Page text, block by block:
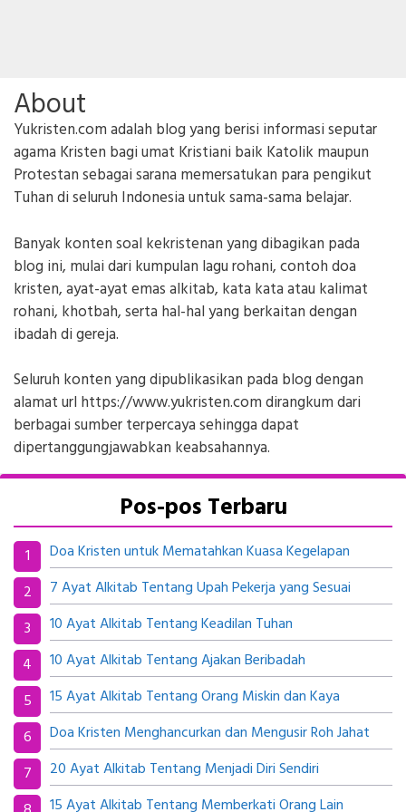
About
Yukristen.com adalah blog yang berisi informasi seputar
agama Kristen bagi umat Kristiani baik Katolik maupun
Protestan sebagai sarana memersatukan para pengikut
Tuhan di seluruh Indonesia untuk sama-sama belajar.
Banyak konten soal kekristenan yang dibagikan pada
blog ini, mulai dari kumpulan lagu rohani, contoh doa
kristen, ayat-ayat emas alkitab, kata kata atau kalimat
rohani, khotbah, serta hal-hal yang berkaitan dengan
ibadah di gereja.
Seluruh konten yang dipublikasikan pada blog dengan
alamat url https://www.yukristen.com dirangkum dari
berbagai sumber terpercaya sehingga dapat
dipertanggungjawabkan keabsahannya.
Pos-pos Terbaru
Doa Kristen untuk Mematahkan Kuasa Kegelapan
7 Ayat Alkitab Tentang Upah Pekerja yang Sesuai
10 Ayat Alkitab Tentang Keadilan Tuhan
10 Ayat Alkitab Tentang Ajakan Beribadah
15 Ayat Alkitab Tentang Orang Miskin dan Kaya
Doa Kristen Menghancurkan dan Mengusir Roh Jahat
20 Ayat Alkitab Tentang Menjadi Diri Sendiri
15 Ayat Alkitab Tentang Memberkati Orang Lain